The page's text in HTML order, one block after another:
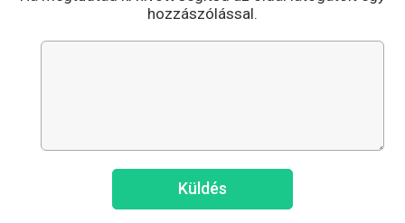
hozzászólással.
Küldés